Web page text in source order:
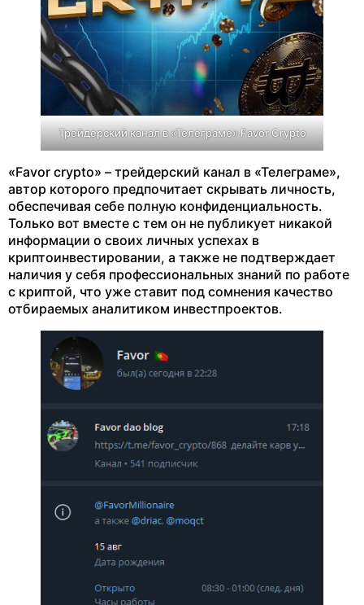
Трейдерский канал в «Телеграме» Favor Crypto
«Favor crypto» – трейдерский канал в «Телеграме»,
автор которого предпочитает скрывать личность,
обеспечивая себе полную конфиденциальность.
Только вот вместе с тем он не публикует никакой
информации о своих личных успехах в
криптоинвестировании, а также не подтверждает
наличия у себя профессиональных знаний по работе
с криптой, что уже ставит под сомнения качество
отбираемых аналитиком инвестпроектов.